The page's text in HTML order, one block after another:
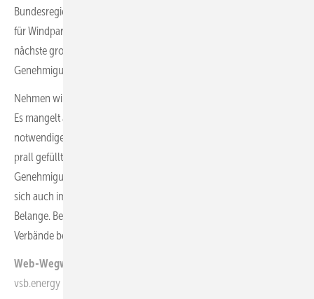
Bundesregierung in Gang gesetzt haben (siehe Zwei-Prozent-Ziel
für Windparks an Land als Flächenpotenzial), müssen wir an die
nächste große Baustelle: das zeitaufwändige
Genehmigungsverfahren selbst.
Nehmen wir zum Beispiel die Widrigkeiten beim Elster-Repowering:
Es mangelt auf Seiten der Behörden noch immer an der dringend
notwendigen Digitalisierung. Wir mussten sage und schreibe 70
prall gefüllte Ordner und 53 USB-Sticks händisch als Antrag bei der
Genehmigungsbehörde einreichen. Als großes Hemmnis erweist
sich auch immer wieder der große Kreis an Trägern öffentlicher
Belange. Beim Elster-Repowering waren 53 Gemeinden, Behörden,
Verbände beteiligt. Hier müssen wir Kanäle bündeln.
Web-Wegweiser:
vsb.energy